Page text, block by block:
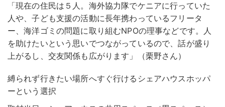
「現在の住民は５人。海外協力隊でケニアに行っていた
人や、子ども支援の活動に長年携わっているフリータ
ー、海洋ゴミの問題に取り組むNPOの理事などです。人
を助けたいという思いでつながっているので、話が盛り
上がるし、交友関係も広がります」（栗野さん）
縛られず行きたい場所へすぐ行けるシェアハウスホッパ
ーという選択